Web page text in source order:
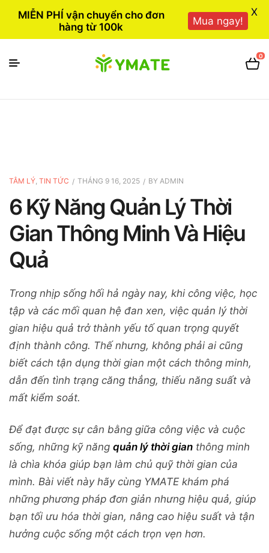
0
TÂM LÝ, TIN TỨC THÁNG 9 16, 2025 BY ADMIN
6 Kỹ Năng Quản Lý Thời
Gian Thông Minh Và Hiệu
Quả
Trong nhịp sống hối hả ngày nay, khi công việc, học
tập và các mối quan hệ đan xen, việc quản lý thời
gian hiệu quả trở thành yếu tố quan trọng quyết
định thành công. Thế nhưng, không phải ai cũng
biết cách tận dụng thời gian một cách thông minh,
dẫn đến tình trạng căng thẳng, thiếu năng suất và
mất kiểm soát.
Để đạt được sự cân bằng giữa công việc và cuộc
sống, những kỹ năng quản lý thời gian thông minh
là chìa khóa giúp bạn làm chủ quỹ thời gian của
mình. Bài viết này hãy cùng YMATE khám phá
những phương pháp đơn giản nhưng hiệu quả, giúp
bạn tối ưu hóa thời gian, nâng cao hiệu suất và tận
hưởng cuộc sống một cách trọn vẹn hơn.
MIỄN PHÍ vận chuyển cho đơn
hàng từ 100k
Mua ngay!
X